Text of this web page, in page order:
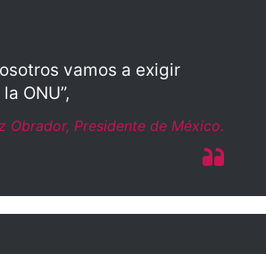
vamos a exigir
ONU”,
Obrador, Presidente de México.